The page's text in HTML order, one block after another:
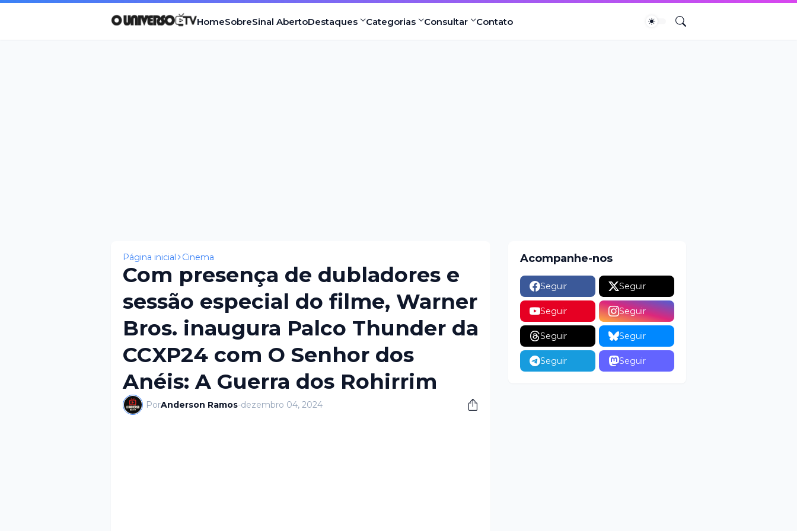
HomeSobreSinal AbertoDestaques Categorias Consultar Contato
Página inicial Cinema
Com presença de dubladores e
sessão especial do filme, Warner
Bros. inaugura Palco Thunder da
CCXP24 com O Senhor dos
Anéis: A Guerra dos Rohirrim
PorAnderson Ramos-dezembro 04, 2024
Acompanhe-nos
Seguir Seguir
Seguir Seguir
Seguir Seguir
Seguir Seguir